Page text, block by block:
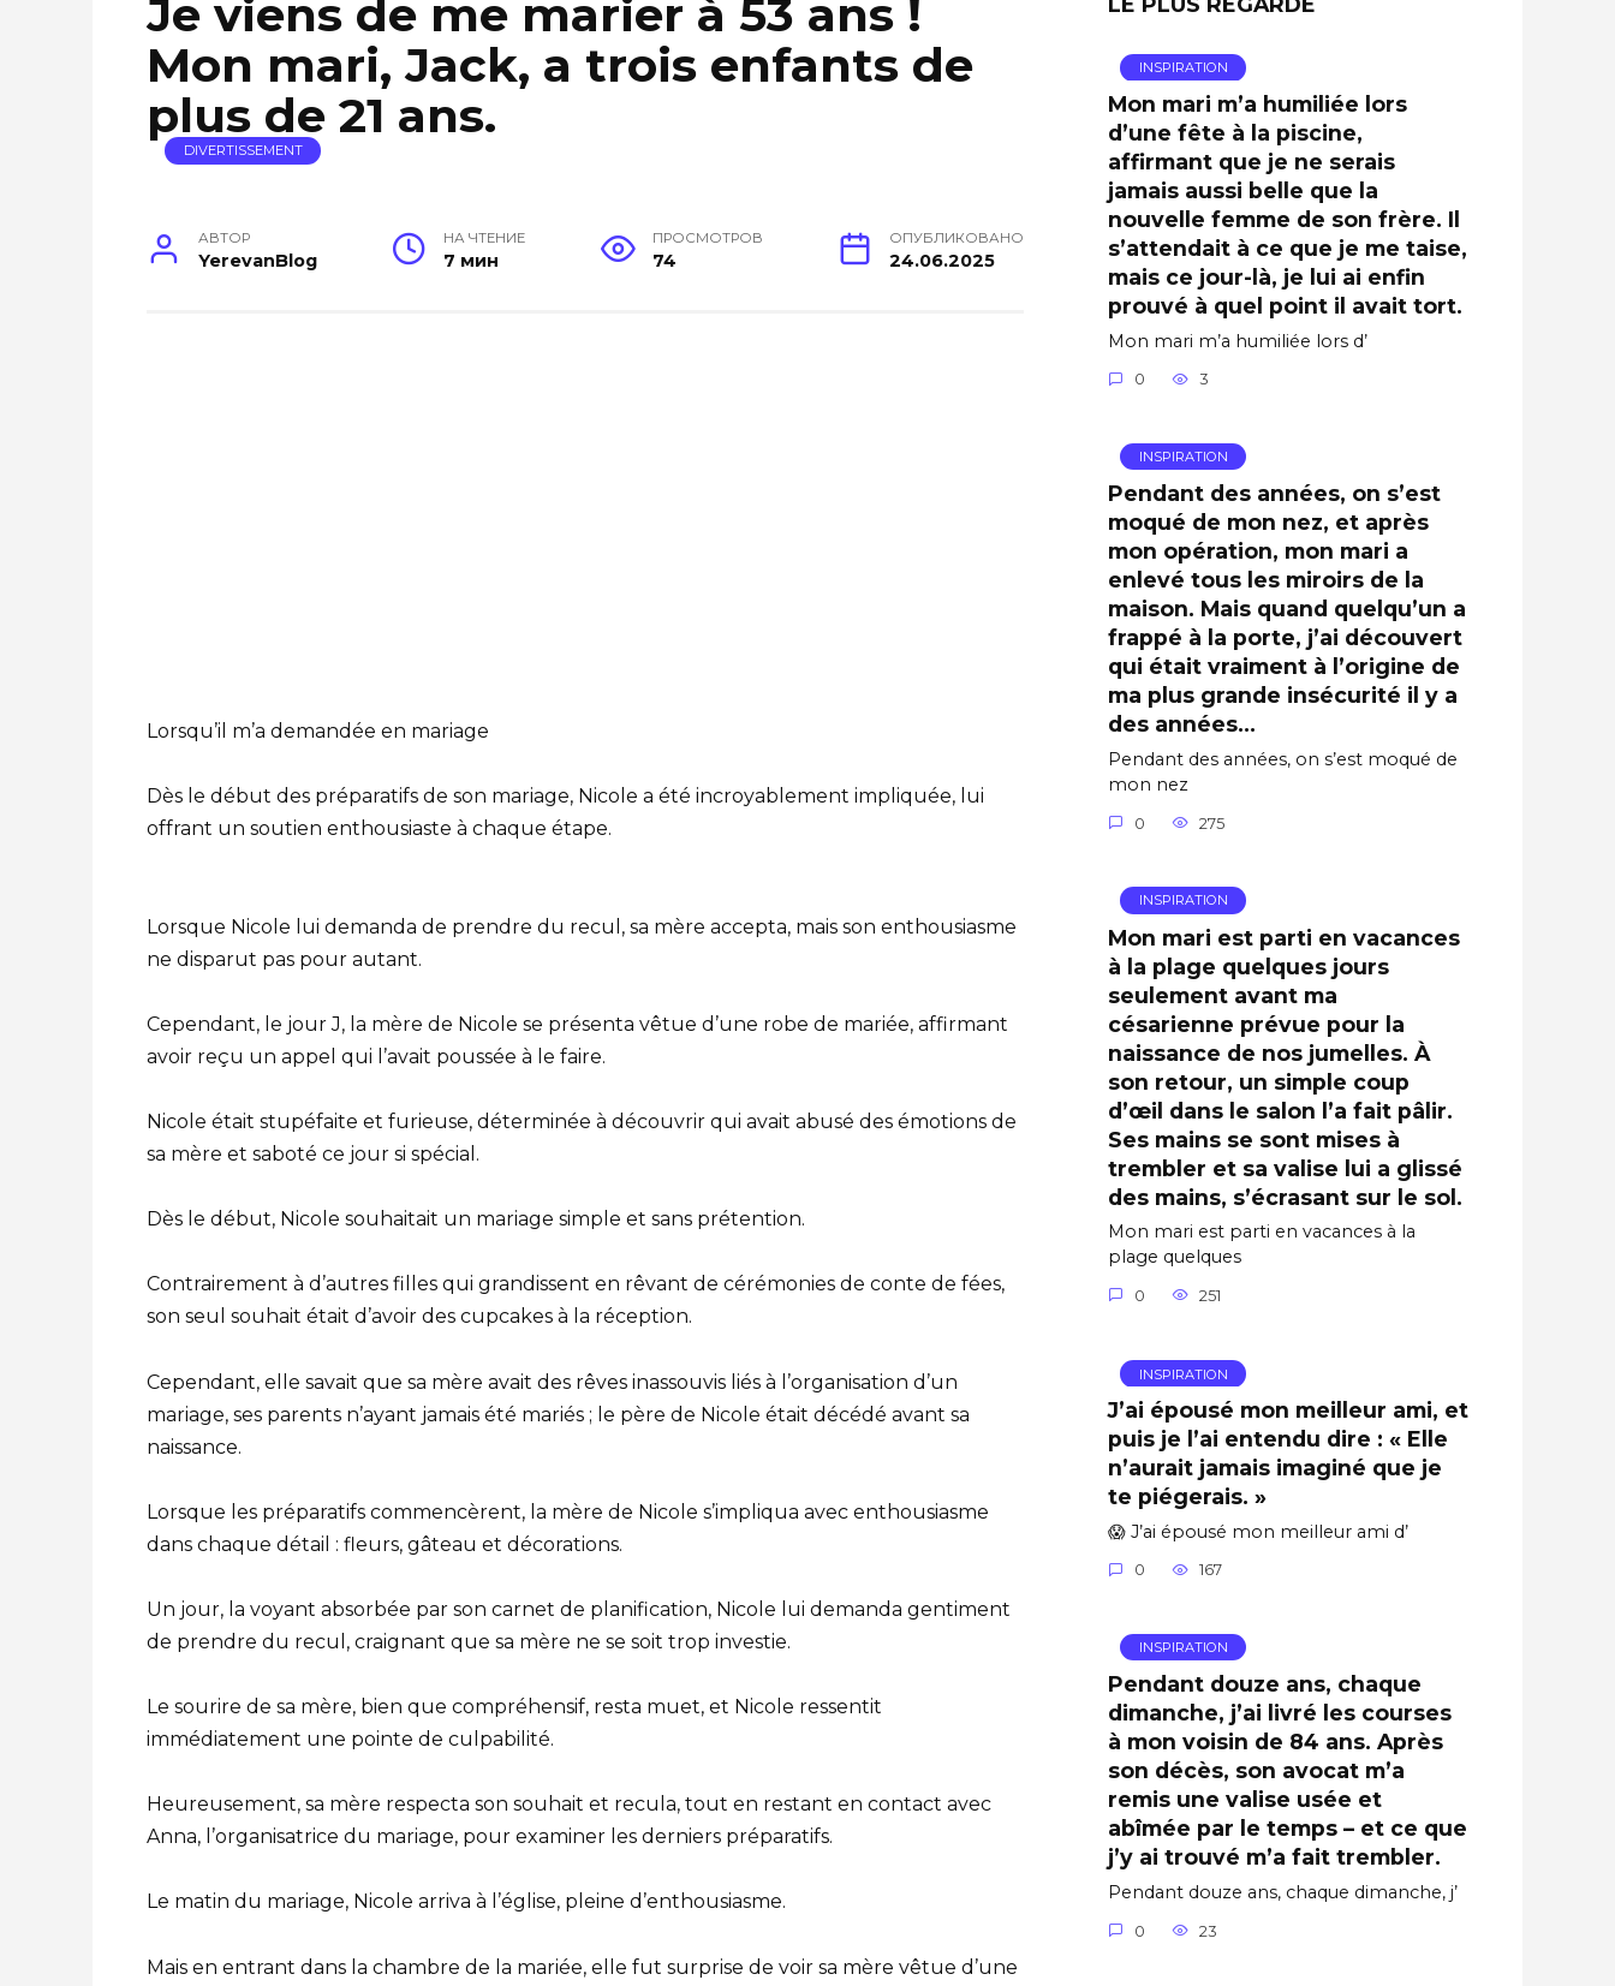
Je viens de me marier à 53 ans !
Mon mari, Jack, a trois enfants de
plus de 21 ans.
DIVERTISSEMENT
АВТОР
YerevanBlog
НА ЧТЕНИЕ
7 мин
ПРОСМОТРОВ
74
ОПУБЛИКОВАНО
24.06.2025
Lorsqu’il m’a demandée en mariage
Dès le début des préparatifs de son mariage, Nicole a été incroyablement impliquée, lui
offrant un soutien enthousiaste à chaque étape.
Lorsque Nicole lui demanda de prendre du recul, sa mère accepta, mais son enthousiasme
ne disparut pas pour autant.
Cependant, le jour J, la mère de Nicole se présenta vêtue d’une robe de mariée, affirmant
avoir reçu un appel qui l’avait poussée à le faire.
Nicole était stupéfaite et furieuse, déterminée à découvrir qui avait abusé des émotions de
sa mère et saboté ce jour si spécial.
Dès le début, Nicole souhaitait un mariage simple et sans prétention.
Contrairement à d’autres filles qui grandissent en rêvant de cérémonies de conte de fées,
son seul souhait était d’avoir des cupcakes à la réception.
Cependant, elle savait que sa mère avait des rêves inassouvis liés à l’organisation d’un
mariage, ses parents n’ayant jamais été mariés ; le père de Nicole était décédé avant sa
naissance.
Lorsque les préparatifs commencèrent, la mère de Nicole s’impliqua avec enthousiasme
dans chaque détail : fleurs, gâteau et décorations.
Un jour, la voyant absorbée par son carnet de planification, Nicole lui demanda gentiment
de prendre du recul, craignant que sa mère ne se soit trop investie.
Le sourire de sa mère, bien que compréhensif, resta muet, et Nicole ressentit
immédiatement une pointe de culpabilité.
Heureusement, sa mère respecta son souhait et recula, tout en restant en contact avec
Anna, l’organisatrice du mariage, pour examiner les derniers préparatifs.
Le matin du mariage, Nicole arriva à l’église, pleine d’enthousiasme.
Mais en entrant dans la chambre de la mariée, elle fut surprise de voir sa mère vêtue d’une
INSPIRATION
Mon mari m’a humiliée lors
d’une fête à la piscine,
affirmant que je ne serais
jamais aussi belle que la
nouvelle femme de son frère. Il
s’attendait à ce que je me taise,
mais ce jour-là, je lui ai enfin
prouvé à quel point il avait tort.
Mon mari m’a humiliée lors d’
0 3
INSPIRATION
Pendant des années, on s’est
moqué de mon nez, et après
mon opération, mon mari a
enlevé tous les miroirs de la
maison. Mais quand quelqu’un a
frappé à la porte, j’ai découvert
qui était vraiment à l’origine de
ma plus grande insécurité il y a
des années…
Pendant des années, on s’est moqué de
mon nez
0 275
INSPIRATION
Mon mari est parti en vacances
à la plage quelques jours
seulement avant ma
césarienne prévue pour la
naissance de nos jumelles. À
son retour, un simple coup
d’œil dans le salon l’a fait pâlir.
Ses mains se sont mises à
trembler et sa valise lui a glissé
des mains, s’écrasant sur le sol.
Mon mari est parti en vacances à la
plage quelques
0 251
INSPIRATION
J’ai épousé mon meilleur ami, et
puis je l’ai entendu dire : « Elle
n’aurait jamais imaginé que je
te piégerais. »
😱 J’ai épousé mon meilleur ami d’
0 167
INSPIRATION
Pendant douze ans, chaque
dimanche, j’ai livré les courses
à mon voisin de 84 ans. Après
son décès, son avocat m’a
remis une valise usée et
abîmée par le temps – et ce que
j’y ai trouvé m’a fait trembler.
Pendant douze ans, chaque dimanche, j’
0 23